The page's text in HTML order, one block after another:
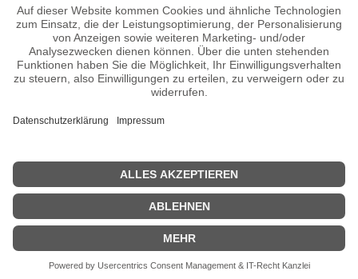
auch immer wieder seine Meinung zu kirchlichen Themen. 2013
erschien beispielsweise sein Buch „Papst im Widerspruch.Benedikt
und seine Kirche 20005-2013“. Alexander Kissler lebt in Berlin.
Alexander Kissler Wiki, Herkunft, Geburtstag, verheiratet,
Kinder etc.
Wikipedia Seite
Sendungen mit Alexander Kissler Filme
n.n.v.
| Biografie kurz | Personen Impressum|